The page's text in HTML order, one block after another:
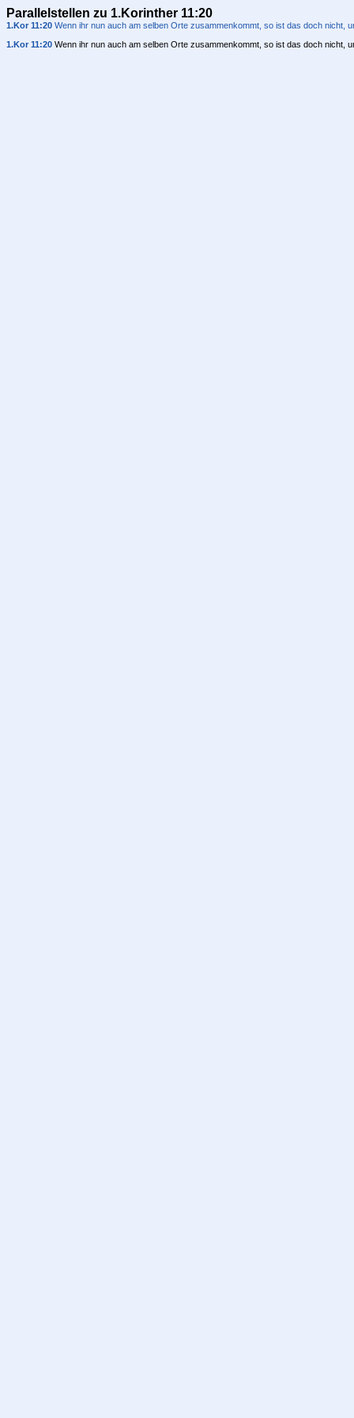
Parallelstellen zu 1.Korinther 11:20
1.Kor 11:20 Wenn ihr nun auch am selben Orte zusammenkommt, so ist das doch nicht,
1.Kor 11:20 Wenn ihr nun auch am selben Orte zusammenkommt, so ist das doch nicht,